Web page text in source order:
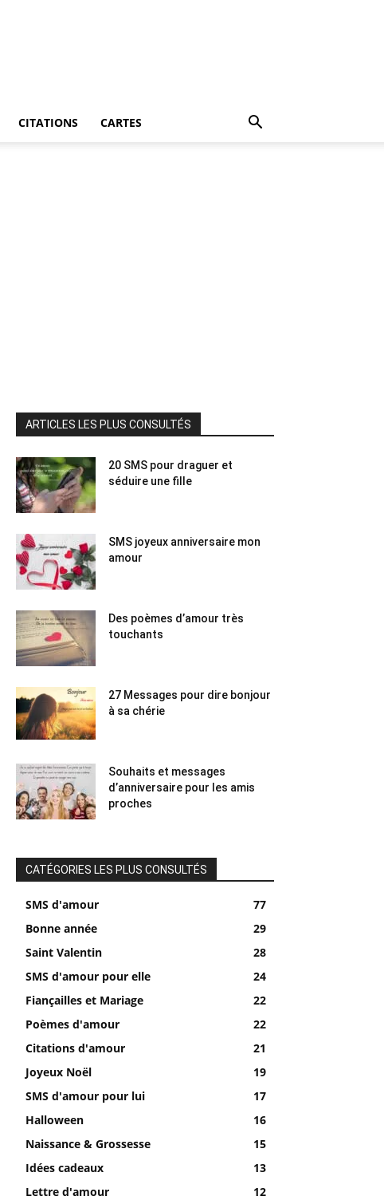
CITATIONS CARTES
ARTICLES LES PLUS CONSULTÉS
20 SMS pour draguer et
séduire une fille
SMS joyeux anniversaire mon
amour
Des poèmes d’amour très
touchants
27 Messages pour dire bonjour
à sa chérie
Souhaits et messages
d’anniversaire pour les amis
proches
CATÉGORIES LES PLUS CONSULTÉS
SMS d'amour
77
Bonne année
29
Saint Valentin
28
SMS d'amour pour elle
24
Fiançailles et Mariage
22
Poèmes d'amour
22
Citations d'amour
21
Joyeux Noël
19
SMS d'amour pour lui
17
Halloween
16
Naissance & Grossesse
15
Idées cadeaux
13
Lettre d'amour
12